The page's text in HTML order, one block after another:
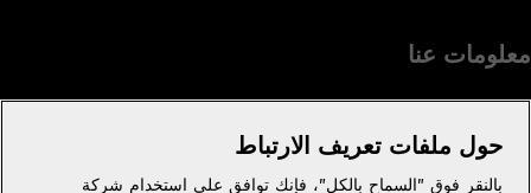
معلومات عنا
حول ملفات تعريف الارتباط
بالنقر فوق "السماح بالكل"، فإنك توافق على استخدام شركة